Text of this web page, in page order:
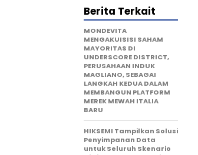
Berita Terkait
MONDEVITA
MENGAKUISISI SAHAM
MAYORITAS DI
UNDERSCORE DISTRICT,
PERUSAHAAN INDUK
MAGLIANO, SEBAGAI
LANGKAH KEDUA DALAM
MEMBANGUN PLATFORM
MEREK MEWAH ITALIA
BARU
HIKSEMI Tampilkan Solusi
Penyimpanan Data
untuk Seluruh Skenario